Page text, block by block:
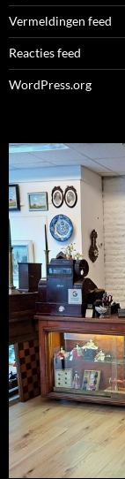
Vermeldingen feed
Reacties feed
WordPress.org